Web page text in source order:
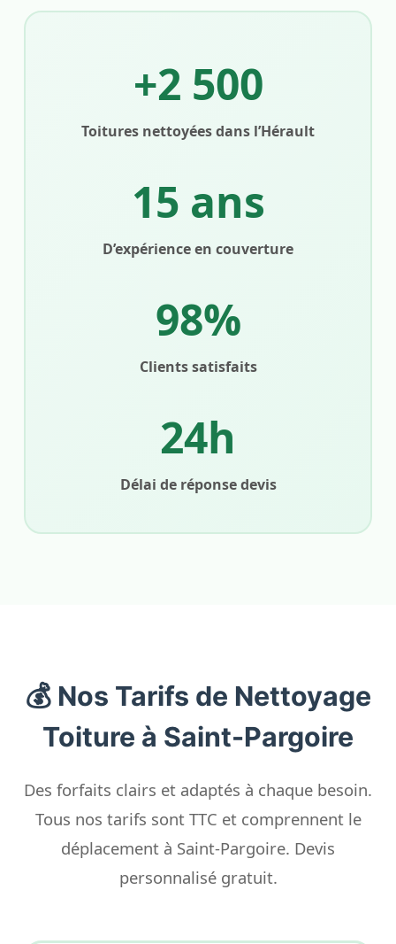
+2 500
Toitures nettoyées dans l’Hérault
15 ans
D’expérience en couverture
98%
Clients satisfaits
24h
Délai de réponse devis
💰 Nos Tarifs de Nettoyage
Toiture à Saint-Pargoire
Des forfaits clairs et adaptés à chaque besoin.
Tous nos tarifs sont TTC et comprennent le
déplacement à Saint-Pargoire. Devis
personnalisé gratuit.